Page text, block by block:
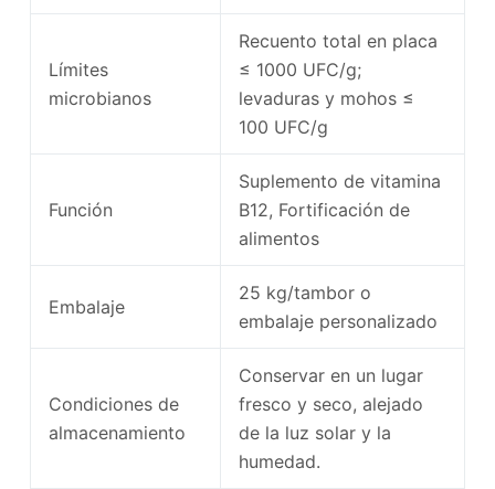
Límites
microbianos
Recuento total en placa
≤ 1000 UFC/g;
levaduras y mohos ≤
100 UFC/g
Función
Suplemento de vitamina
B12, Fortificación de
alimentos
Embalaje
25 kg/tambor o
embalaje personalizado
Condiciones de
almacenamiento
Conservar en un lugar
fresco y seco, alejado
de la luz solar y la
humedad.